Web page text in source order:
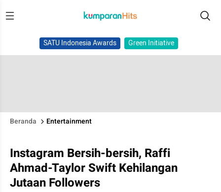
SATU Indonesia Awards Green Initiative
Beranda Entertainment
Instagram Bersih-bersih, Raffi
Ahmad-Taylor Swift Kehilangan
Jutaan Followers